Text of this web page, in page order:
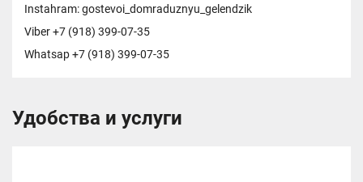
Instahram: gostevoi_domraduznyu_gelendzik
Viber +7 (918) 399-07-35
Whatsap +7 (918) 399-07-35
Удобства и услуги